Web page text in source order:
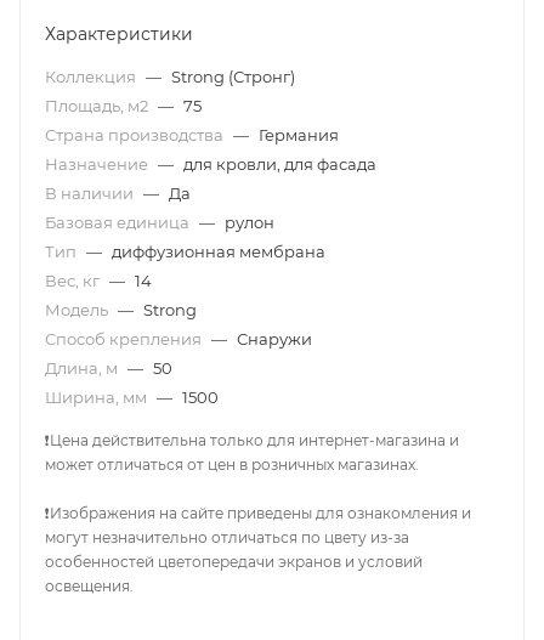
Характеристики
Коллекция — Strong (Стронг)
Площадь, м2 — 75
Страна производства — Германия
Назначение — для кровли, для фасада
В наличии — Да
Базовая единица — рулон
Тип — диффузионная мембрана
Вес, кг — 14
Модель — Strong
Способ крепления — Снаружи
Длина, м — 50
Ширина, мм — 1500
❗Цена действительна только для интернет-магазина и
может отличаться от цен в розничных магазинах.
❗Изображения на сайте приведены для ознакомления и
могут незначительно отличаться по цвету из-за
особенностей цветопередачи экранов и условий
освещения.